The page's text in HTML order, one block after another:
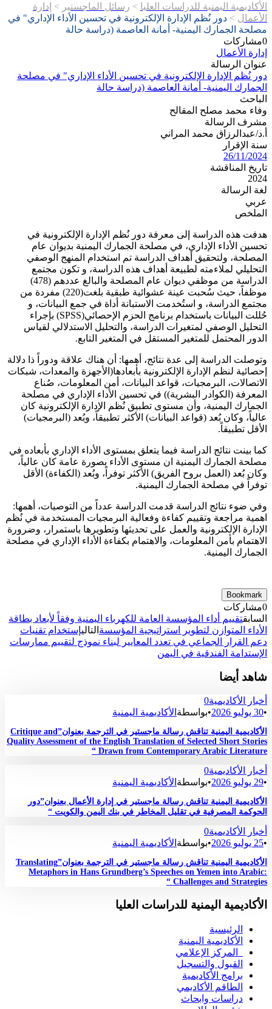
الأكاديمية اليمنية للدراسات العليا > رسائل الماجستير > إدارة
الأعمال > دور نُظم الإدارة الإلكترونية في تحسين الأداء الإداري" في
مصلحة الجمارك اليمنية- أمانة العاصمة (دراسة حالة
0مشاركات
إدارة الأعمال
عنوان الرسالة
دور نُظم الإدارة الإلكترونية في تحسين الأداء الإداري" في مصلحة
الجمارك اليمنية- أمانة العاصمة (دراسة حالة
الباحث
وفاء محمد مصلح المقالح
مشرف الرسالة
أ.د/عبدالرزاق محمد المراني
سنة الإقرار
26/11/2024
تاريخ المناقشة
2024
لغة الرسالة
عربي
الملخص
هدفت هذه الدراسة إلى معرفة دور نُظم الإدارة الإلكترونية في
تحسين الأداء الإداري، في مصلحة الجمارك اليمنية بديوان عام
المصلحة، ولتحقيق أهداف الدراسة تم استخدام المنهج الوصفي
التحليلي لملاءمته لطبيعة أهداف هذه الدراسة، و تكون مجتمع
الدراسة من موظفي ديوان عام المصلحة والبالغ عددهم (478)
موظفاً، حيث سُحبت عينة عشوائية طبقية بلغت(220) مفردة من
مجتمع الدراسة، و استُخدمت الاستبانة أداة في جمع البيانات، و
حُللت البيانات باستخدام برنامج الحزم الإحصائي(SPSS) بإجراء
التحليل الوصفي لمتغيرات الدراسة، والتحليل الاستدلالي لقياس
الدور المحتمل للمتغير المستقل في المتغير التابع.
وتوصلت الدراسة إلى عدة نتائج، أهمها: أن هناك علاقة ودوراً ذا دلالة
إحصائية لنظم الإدارة الإلكترونية بأبعادها(الأجهزة والمعدات، شبكات
الاتصالات، البرمجيات، قواعد البيانات، أمن المعلومات، صُناع
المعرفة (الكوادر البشرية)) في تحسين الأداء الإداري في مصلحة
الجمارك اليمنية، وأن مستوى تطبيق نُظم الإدارة الإلكترونية كان
عالياً، وكان بُعد (قواعد البيانات) الأكثر تطبيقاً، وبُعد (البرمجيات)
الأقل تطبيقاً.
كما بينت نتائج الدراسة فيما يتعلق بمستوى الأداء الإداري بأبعاده في
مصلحة الجمارك اليمنية ان مستوى الأداء بصورة عامة كان عالياً،
وكان بُعد (العمل بروح الفريق) الأكثر توفراً، وبُعد (الكفاءة) الأقل
توفراً في مصلحة الجمارك اليمنية.
وفي ضوء نتائج الدراسة قدمت الدراسة عدداً من التوصيات، أهمها:
اهمية مراجعة وتقييم كفاءة وفعالية البرمجيات المستخدمة في نُظم
الإدارة الإلكترونية والعمل على تحديثها وتطويرها باستمرار، وضرورة
الاهتمام بأمن المعلومات، والاهتمام بكفاءة الأداء الإداري في مصلحة
الجمارك اليمنية.
Bookmark
0مشاركات
السابقتقييم أداء المؤسسة العامة للكهرباء اليمنية وفقاً لأبعاد بطاقة
الأداء المتوازن لتطوير استراتيجية المؤسسة التاليإستخدام تقنيات
دعم القرار الجماعي في تعدد المعايير لبناء نموذج لتقييم ممارسات
الإستدامة الفندقية في اليمن
شاهد أيضا
أخبار الأكاديمية0
•30 يوليو 2026 •بواسطة الأكاديمية اليمنية
الأكاديمية اليمنية تناقش رسالة ماجستير في الترجمة بعنوان”Critique and
Quality Assessment of the English Translation of Selected Short Stories
Drawn from Contemporary Arabic Literature “
أخبار الأكاديمية0
•29 يوليو 2026 •بواسطة الأكاديمية اليمنية
الأكاديمية اليمنية تناقش رسالة ماجستير في إدارة الأعمال بعنوان”دور
الحوكمة المصرفية في تقليل المخاطر في بنك اليمن والكويت “
أخبار الأكاديمية0
•25 يوليو 2026 •بواسطة الأكاديمية اليمنية
الأكاديمية اليمنية تناقش رسالة ماجستير في الترجمة بعنوان”Translating
Metaphors in Hans Grundberg’s Speeches on Yemen into Arabic:
Challenges and Strategies “
الأكاديمية اليمنية للدراسات العليا
الرئيسية
الأكاديمية اليمنية
المركز الإعلامي
القبول والتسجيل
برامج الأكاديمية
الطاقم الأكاديمي
دراسات وابحاث